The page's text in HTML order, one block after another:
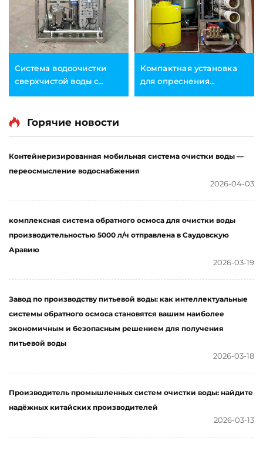
Система водоочистки
сверхчистой воды с
промышленная система
Компактная установка
для опреснения
вод из скважин методом
Горячие новости
Контейнеризированная мобильная система очистки воды —
переосмысление водоснабжения
2026-04-03
комплексная система обратного осмоса для очистки воды
производительностью 5000 л/ч отправлена в Саудовскую
Аравию
2026-03-19
Завод по производству питьевой воды: как интеллектуальные
системы обратного осмоса становятся вашим наиболее
экономичным и безопасным решением для получения
питьевой воды
2026-03-18
Производитель промышленных систем очистки воды: найдите
надёжных китайских производителей
2026-03-13